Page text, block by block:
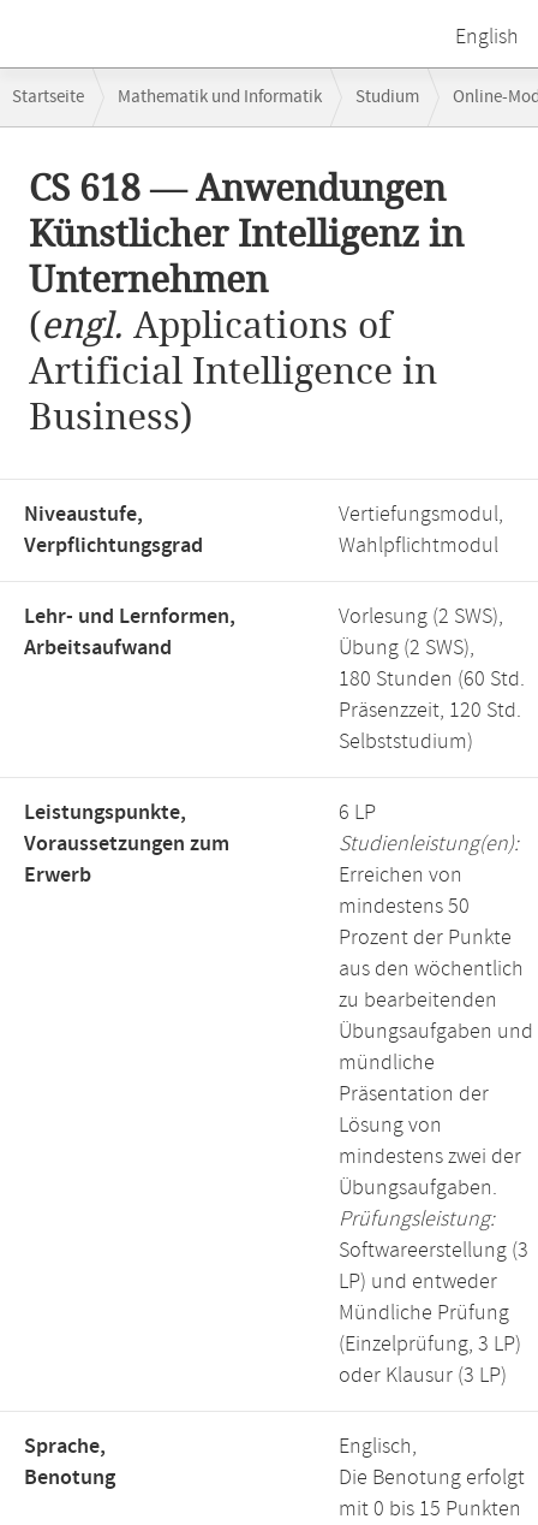
English
Navigation
Startseite Mathematik und Informatik Studium Online-
CS 618 — Anwendungen
Künstlicher Intelligenz in
Unternehmen
(engl. Applications of
Artificial Intelligence in
Business)
Niveaustufe,
Verpflichtungsgrad
Vertiefungsmodul,
Wahlpflichtmodul
Lehr- und Lernformen,
Arbeitsaufwand
Vorlesung (2 SWS),
Übung (2 SWS),
180 Stunden (60 Std.
Präsenzzeit, 120 Std.
Selbststudium)
Leistungspunkte,
Voraussetzungen zum
Erwerb
6 LP
Studienleistung(en):
Erreichen von
mindestens 50
Prozent der Punkte
aus den wöchentlich
zu bearbeitenden
Übungsaufgaben und
mündliche
Präsentation der
Lösung von
mindestens zwei der
Übungsaufgaben.
Prüfungsleistung:
Softwareerstellung (3
LP) und entweder
Mündliche Prüfung
(Einzelprüfung, 3 LP)
oder Klausur (3 LP)
Sprache,
Benotung
Englisch,
Die Benotung erfolgt
mit 0 bis 15 Punkten